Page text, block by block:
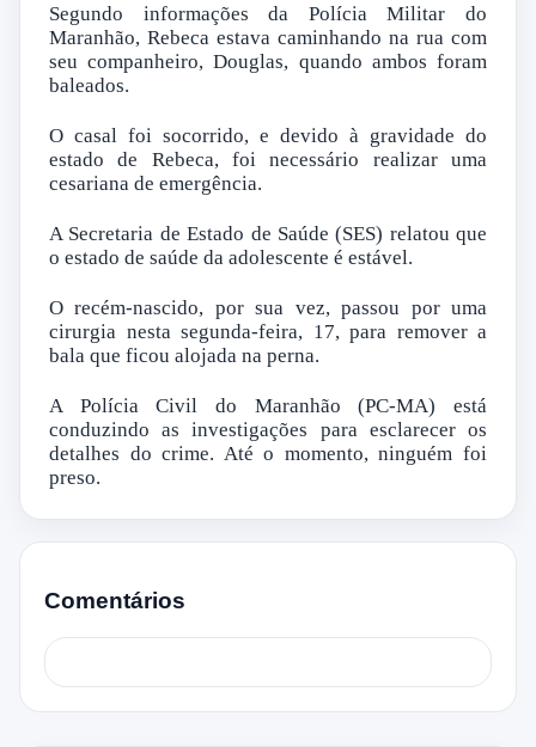
Segundo informações da Polícia Militar do
Maranhão, Rebeca estava caminhando na rua com
seu companheiro, Douglas, quando ambos foram
baleados.
O casal foi socorrido, e devido à gravidade do
estado de Rebeca, foi necessário realizar uma
cesariana de emergência.
A Secretaria de Estado de Saúde (SES) relatou que
o estado de saúde da adolescente é estável.
O recém-nascido, por sua vez, passou por uma
cirurgia nesta segunda-feira, 17, para remover a
bala que ficou alojada na perna.
A Polícia Civil do Maranhão (PC-MA) está
conduzindo as investigações para esclarecer os
detalhes do crime. Até o momento, ninguém foi
preso.
Comentários